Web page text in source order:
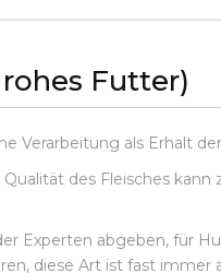
Futter)
Verarbeitung als Erhalt
des Fleisches
Experten abgeben, für
diese Art ist fast immer